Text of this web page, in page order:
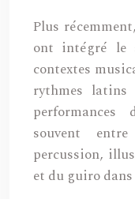
Plus
ont intégré le
contextes
rythmes
souvent
percussion,
et du guiro